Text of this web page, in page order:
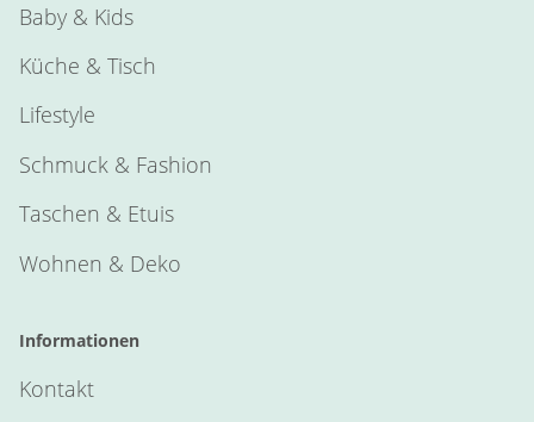
Baby & Kids
Küche & Tisch
Lifestyle
Schmuck & Fashion
Taschen & Etuis
Wohnen & Deko
Informationen
Kontakt